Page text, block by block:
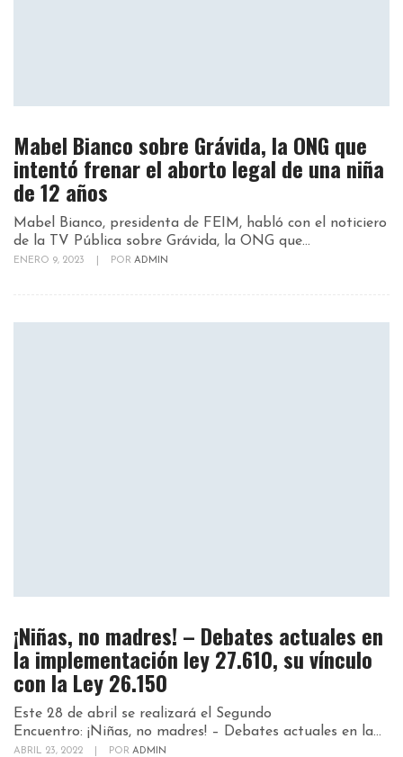
Mabel Bianco sobre Grávida, la ONG que
intentó frenar el aborto legal de una niña
de 12 años
Mabel Bianco, presidenta de FEIM, habló con el noticiero
de la TV Pública sobre Grávida, la ONG que...
ENERO 9, 2023 POR ADMIN
¡Niñas, no madres! – Debates actuales en
la implementación ley 27.610, su vínculo
con la Ley 26.150
Este 28 de abril se realizará el Segundo
Encuentro: ¡Niñas, no madres! – Debates actuales en la...
ABRIL 23, 2022 POR ADMIN